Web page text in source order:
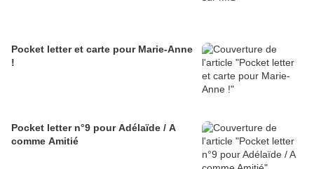
Pocket letter et carte pour Marie-Anne
!
Pocket letter n°9 pour Adélaïde / A
comme Amitié